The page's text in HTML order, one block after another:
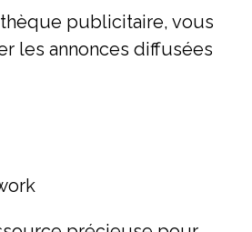
publicitaire, vous
les annonces diffusées